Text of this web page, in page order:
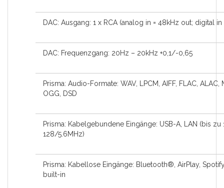
DAC: Ausgang: 1 x RCA (analog in = 48kHz out; digital
DAC: Frequenzgang: 20Hz – 20kHz +0,1/-0,65
Prisma: Audio-Formate: WAV, LPCM, AIFF, FLAC, ALAC,
OGG, DSD
Prisma: Kabelgebundene Eingänge: USB-A, LAN (bis zu
128/5.6MHz)
Prisma: Kabellose Eingänge: Bluetooth®, AirPlay,
built-in